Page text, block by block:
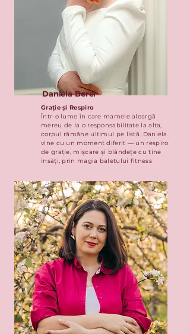
Daniela Berei
Grație și Respiro
Într-o lume în care mamele aleargă
mereu de la o responsabilitate la alta,
corpul rămâne ultimul pe listă. Daniela
vine cu un moment diferit — un respiro
de grație, mișcare și blândețe cu tine
însăți, prin magia baletului fitness